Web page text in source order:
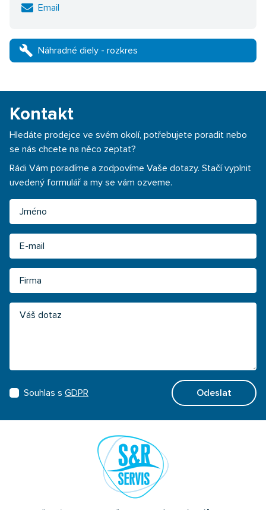
Email
build Náhradné diely - rozkres
Kontakt
Hledáte prodejce ve svém okolí, potřebujete poradit nebo
se nás chcete na něco zeptat?
Rádi Vám poradíme a zodpovíme Vaše dotazy. Stačí vyplnit
uvedený formulář a my se vám ozveme.
Jméno
Váš dotaz
Souhlas s GDPR Odeslat